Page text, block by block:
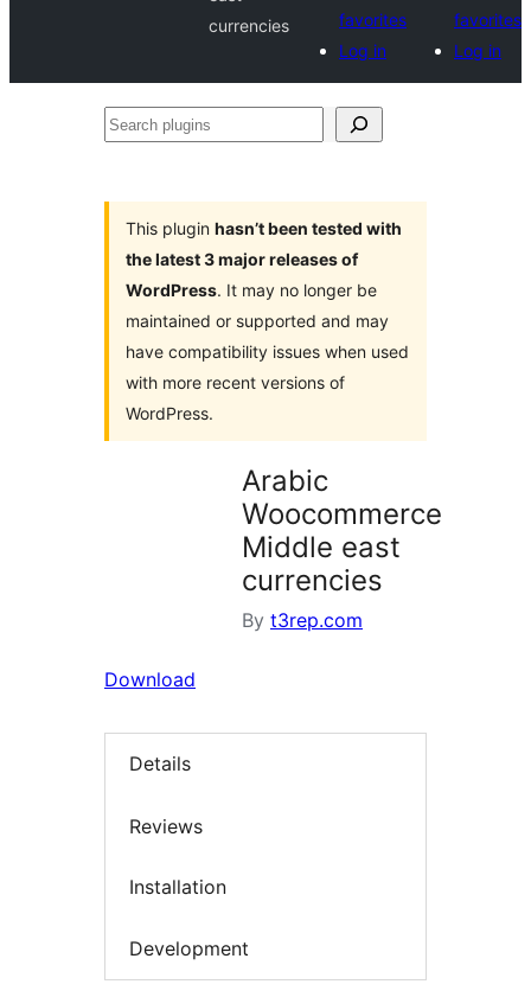
currencies
favorites
Log in
favorites
Log in
Search
This plugin hasn’t been tested with
the latest 3 major releases of
WordPress. It may no longer be
maintained or supported and may
have compatibility issues when used
with more recent versions of
WordPress.
Arabic
Woocommerce
Middle east
currencies
By t3rep.com
Download
Details
Reviews
Installation
Development